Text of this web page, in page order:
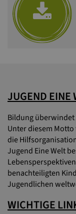
JUGEND EINE
Bildung überwindet
Unter diesem
die
Jugend Eine Welt
benachteiligten
Jugendlichen
WICHTIGE